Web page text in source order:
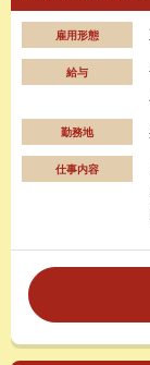
雇用形態
給与
勤務地
仕事内容